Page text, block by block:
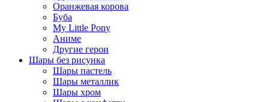
Оранжевая корова
Буба
My Little Pony
Аниме
Другие герои
Шары без рисунка
Шары пастель
Шары металлик
Шары хром